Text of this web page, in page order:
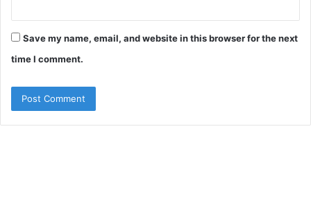
Save my name, email, and website in this browser for the next
time I comment.